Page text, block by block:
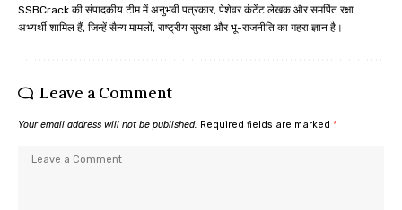
SSBCrack की संपादकीय टीम में अनुभवी पत्रकार, पेशेवर कंटेंट लेखक और समर्पित रक्षा
अभ्यर्थी शामिल हैं, जिन्हें सैन्य मामलों, राष्ट्रीय सुरक्षा और भू-राजनीति का गहरा ज्ञान है।
Leave a Comment
Your email address will not be published. Required fields are marked *